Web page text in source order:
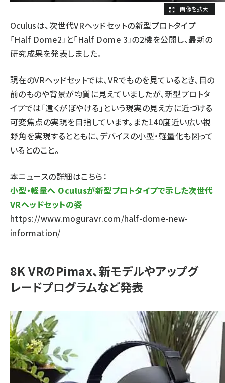
Oculusは、次世代VRヘッドセットの新型プロトタイプ
「Half Dome2」と「Half Dome 3」の2機を公開し、最新の
研究成果を発表しました。
現在のVRヘッドセットでは、VRでものを見ているとき、目の
前のものや背景が均質に見えていましたが、新型プロトタ
イプでは「遠くがぼやける」という現実の見え方に近づける
可変焦点の実現を目指しています。また140度近い広い視
野角を実現するとともに、デバイスの小型・軽量化も図って
いるとのこと。
本ニュースの詳細はこちら：
小型・軽量へ Oculusが新型プロトタイプで示した次世代
VRヘッドセットの姿
https://www.moguravr.com/half-dome-new-
information/
8K VRのPimax、新モデルやアップグ
レードプログラムなど発表